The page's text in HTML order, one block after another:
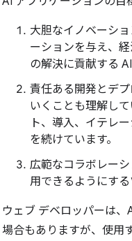
大胆なイノベーシ
ーションを与え、
の解決に貢献する AI
責任ある開発とデ
いくことも理解し
ト、導入、イテレ
を続けています。
広範なコラボレー
用できるようにする
ウェブ デベロッパーは
場合もありますが、使用